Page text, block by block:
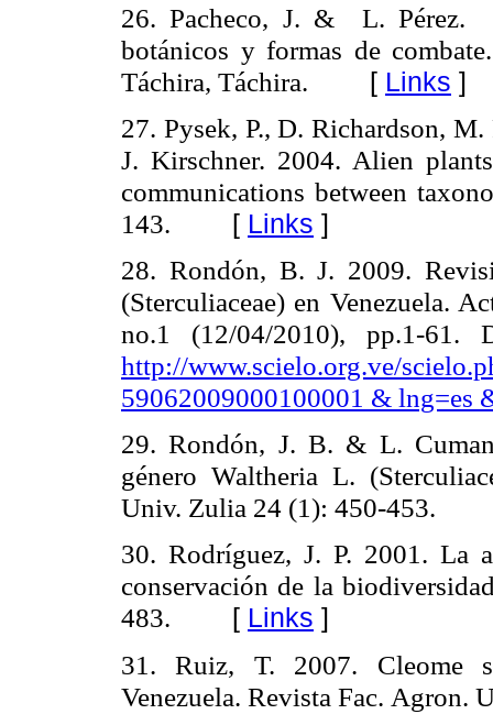
26. Pacheco, J. &
L. Pérez.
botánicos y formas de
Táchira, Táchira. [ Links ]
27. Pysek, P., D. Richardson,
J. Kirschner. 2004. Alien
communications between
143. [ Links ]
28. Rondón, B. J. 2009.
(Sterculiaceae) en Venezuela.
no.1 (12/04/2010), pp.1-61.
http://www.scielo.org.ve/
59062009000100001 & lng=es
29. Rondón, J. B. & L.
género Waltheria L.
Univ. Zulia 24 (1): 450-453.
30. Rodríguez, J. P. 2001. La
conservación de la
483. [ Links ]
31. Ruiz, T. 2007. Cleome
Venezuela. Revista Fac. Agron.